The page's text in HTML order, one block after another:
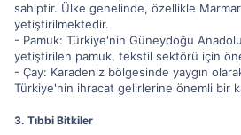
sahiptir. Ülke genelinde, özellikle
yetiştirilmektedir.
- Pamuk: Türkiye'nin Güneydoğu
yetiştirilen pamuk, tekstil sektörü için
- Çay: Karadeniz bölgesinde yaygın
Türkiye'nin ihracat gelirlerine önemli bir
3. Tıbbi Bitkiler